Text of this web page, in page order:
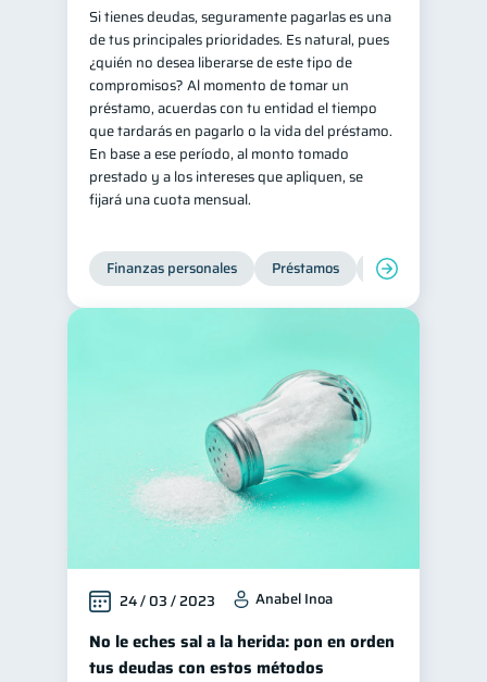
Si tienes deudas, seguramente pagarlas es una
de tus principales prioridades. Es natural, pues
¿quién no desea liberarse de este tipo de
compromisos? Al momento de tomar un
préstamo, acuerdas con tu entidad el tiempo
que tardarás en pagarlo o la vida del préstamo.
En base a ese período, al monto tomado
prestado y a los intereses que apliquen, se
fijará una cuota mensual.
Finanzas personales Préstamos Productos
24 / 03 / 2023 Anabel Inoa
No le eches sal a la herida: pon en orden
tus deudas con estos métodos